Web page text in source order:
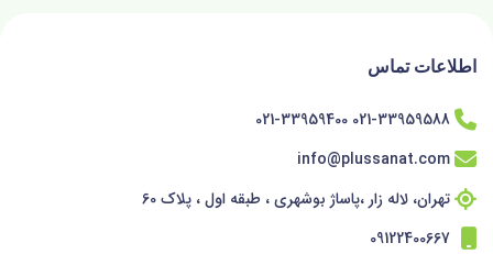
اطلاعات تماس
021-33959588 021-33959400
info@plussanat.com
تهران، لاله زار ،پاساژ بوشهری ، طبقه اول ، پلاک 60
09122400667